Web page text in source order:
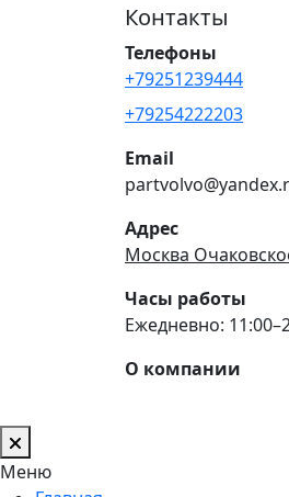
Контакты
Телефоны
+79251239444
+79254222203
Email
Адрес
Москва
Часы работы
Ежедневно:
О компании
Меню